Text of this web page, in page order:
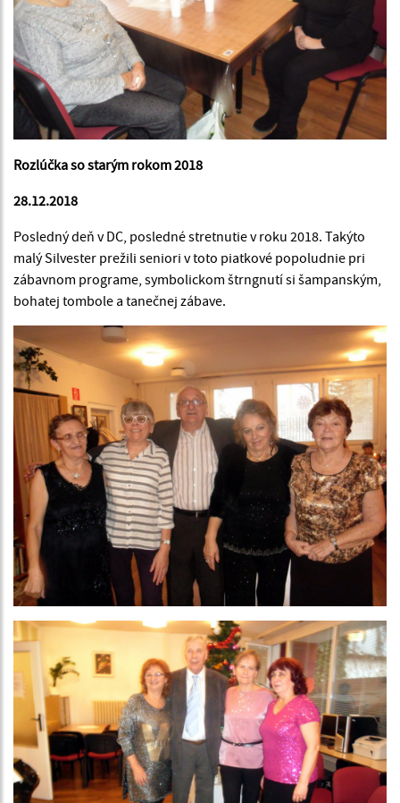
Rozlúčka so starým rokom 2018
28.12.2018
Posledný deň v DC, posledné stretnutie v roku 2018. Takýto
malý Silvester prežili seniori v toto piatkové popoludnie pri
zábavnom programe, symbolickom štrngnutí si šampanským,
bohatej tombole a tanečnej zábave.